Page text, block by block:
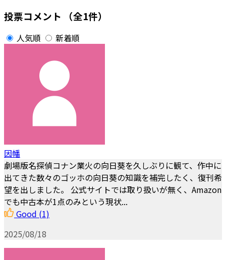
投票コメント （全1件）
人気順 新着順
因幡
劇場版名探偵コナン業火の向日葵を久しぶりに観て、作中に
出てきた数々のゴッホの向日葵の知識を補完したく、復刊希
望を出しました。 公式サイトでは取り扱いが無く、Amazon
でも中古本が1点のみという現状...
Good (1)
2025/08/18